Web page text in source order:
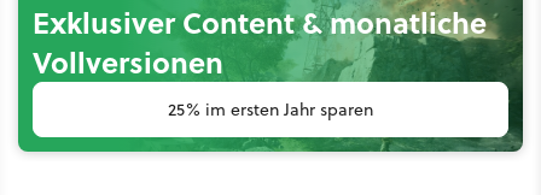
Exklusiver Content & monatliche
Vollversionen
25% im ersten Jahr sparen